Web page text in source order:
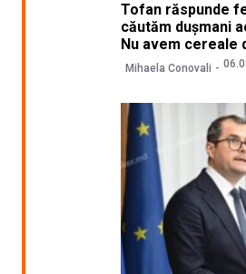
Tofan răspunde
căutăm dușmani
Nu avem cereale
Mihaela Conovali